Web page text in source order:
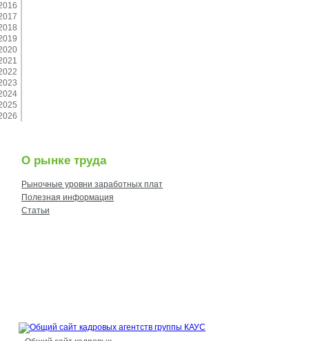
О рынке труда
Рыночные уровни заработных плат
Полезная информация
Статьи